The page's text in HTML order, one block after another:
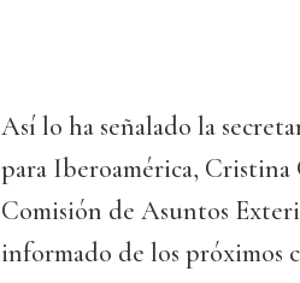
Así lo ha señalado la
para Iberoamérica, Cristina
Comisión de Asuntos
informado de los próximos